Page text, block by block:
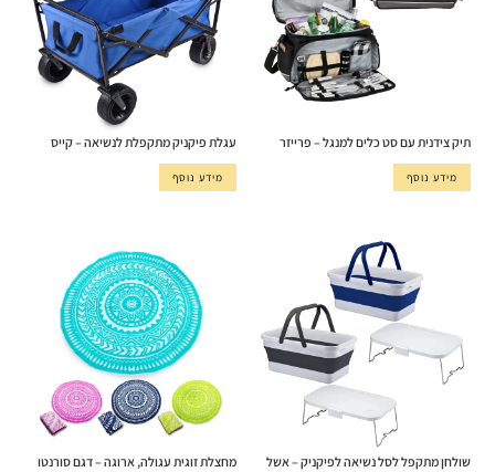
תיק צידנית עם סט כלים למנגל – פרייזר
מידע נוסף
עגלת פיקניק מתקפלת לנשיאה – קייס
מידע נוסף
שולחן מתקפל לסל נשיאה לפיקניק – אשל מחצלת זוגית עגולה, ארוגה – דגם סורנטו